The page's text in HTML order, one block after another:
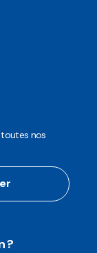
nos
?